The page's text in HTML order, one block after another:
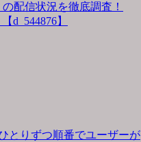
配信状況を徹底調査！
d_544876】
とりずつ順番でユーザーが